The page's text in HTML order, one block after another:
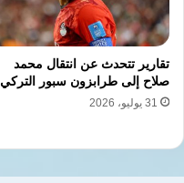
تقارير تتحدث عن انتقال محمد
صلاح إلى طرابزون سبور التركي
31 يوليو، 2026